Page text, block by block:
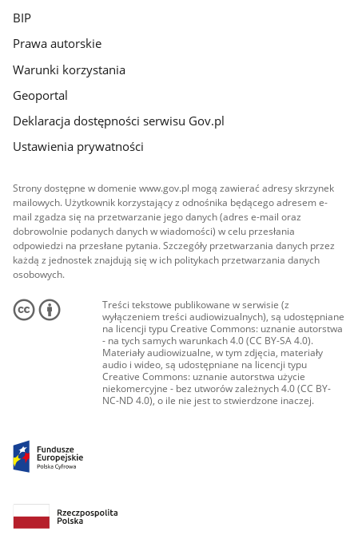
BIP
Prawa autorskie
Warunki korzystania
Geoportal
Deklaracja dostępności serwisu Gov.pl
Ustawienia prywatności
Strony dostępne w domenie www.gov.pl mogą zawierać adresy skrzynek
mailowych. Użytkownik korzystający z odnośnika będącego adresem e-
mail zgadza się na przetwarzanie jego danych (adres e-mail oraz
dobrowolnie podanych danych w wiadomości) w celu przesłania
odpowiedzi na przesłane pytania. Szczegóły przetwarzania danych przez
każdą z jednostek znajdują się w ich politykach przetwarzania danych
osobowych.
Treści tekstowe publikowane w serwisie (z
wyłączeniem treści audiowizualnych), są udostępniane
na licencji typu Creative Commons: uznanie autorstwa
- na tych samych warunkach 4.0 (CC BY-SA 4.0).
Materiały audiowizualne, w tym zdjęcia, materiały
audio i wideo, są udostępniane na licencji typu
Creative Commons: uznanie autorstwa użycie
niekomercyjne - bez utworów zależnych 4.0 (CC BY-
NC-ND 4.0), o ile nie jest to stwierdzone inaczej.